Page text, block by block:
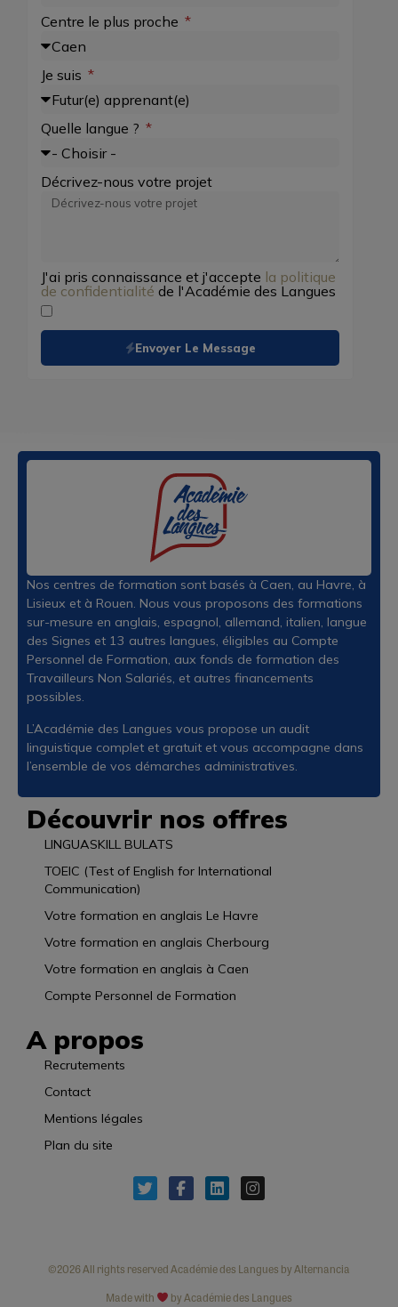
Centre le plus proche
Je suis
Quelle langue ?
Décrivez-nous votre projet
J'ai pris connaissance et j'accepte la politique
de confidentialité de l'Académie des Langues
Envoyer Le Message
Nos centres de formation sont basés à Caen, au Havre, à
Lisieux et à Rouen. Nous vous proposons des formations
sur-mesure en anglais, espagnol, allemand, italien, langue
des Signes et 13 autres langues, éligibles au Compte
Personnel de Formation, aux fonds de formation des
Travailleurs Non Salariés, et autres financements
possibles.
L’Académie des Langues vous propose un audit
linguistique complet et gratuit et vous accompagne dans
l’ensemble de vos démarches administratives.
Découvrir nos offres
LINGUASKILL BULATS
TOEIC (Test of English for International
Communication)
Votre formation en anglais Le Havre
Votre formation en anglais Cherbourg
Votre formation en anglais à Caen
Compte Personnel de Formation
A propos
Recrutements
Contact
Mentions légales
Plan du site
©2026 All rights reserved Académie des Langues by Alternancia
Made with
by Académie des Langues